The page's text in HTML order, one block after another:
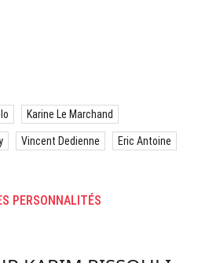
Karine Le Marchand
Vincent Dedienne Eric Antoine
PERSONNALITÉS